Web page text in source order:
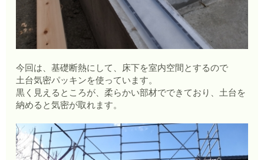
今回は、基礎断熱にして、床下を室内空間とするので
土台気密パッキンを使っています。
黒く見えるところが、柔らかい部材でできており、土台を
納めると気密が取れます。